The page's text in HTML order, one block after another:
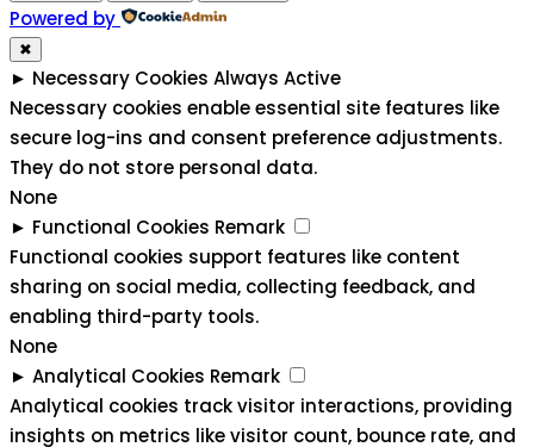
Powered by
✖
► Necessary Cookies Always Active
Necessary cookies enable essential site features like
secure log-ins and consent preference adjustments.
They do not store personal data.
None
► Functional Cookies Remark
Functional cookies support features like content
sharing on social media, collecting feedback, and
enabling third-party tools.
None
► Analytical Cookies Remark
Analytical cookies track visitor interactions, providing
insights on metrics like visitor count, bounce rate, and